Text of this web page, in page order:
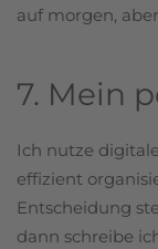
auf morgen,
7. Mein
Ich nutze
effizient
Entscheidung
dann schreibe